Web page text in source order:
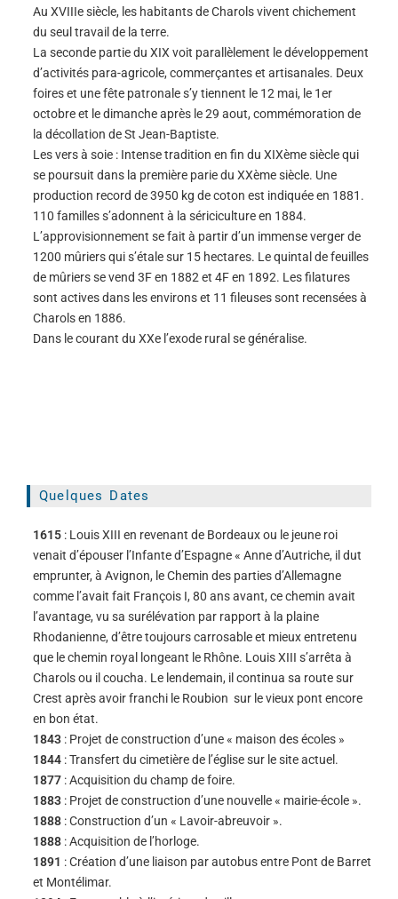
Au XVIIIe siècle, les habitants de Charols vivent chichement
du seul travail de la terre.
La seconde partie du XIX voit parallèlement le développement
d’activités para-agricole, commerçantes et artisanales. Deux
foires et une fête patronale s’y tiennent le 12 mai, le 1er
octobre et le dimanche après le 29 aout, commémoration de
la décollation de St Jean-Baptiste.
Les vers à soie : Intense tradition en fin du XIXème siècle qui
se poursuit dans la première parie du XXème siècle. Une
production record de 3950 kg de coton est indiquée en 1881.
110 familles s’adonnent à la sériciculture en 1884.
L’approvisionnement se fait à partir d’un immense verger de
1200 mûriers qui s’étale sur 15 hectares. Le quintal de feuilles
de mûriers se vend 3F en 1882 et 4F en 1892. Les filatures
sont actives dans les environs et 11 fileuses sont recensées à
Charols en 1886.
Dans le courant du XXe l’exode rural se généralise.
Quelques Dates
1615 : Louis XIII en revenant de Bordeaux ou le jeune roi
venait d’épouser l’Infante d’Espagne « Anne d’Autriche, il dut
emprunter, à Avignon, le Chemin des parties d’Allemagne
comme l’avait fait François I, 80 ans avant, ce chemin avait
l’avantage, vu sa surélévation par rapport à la plaine
Rhodanienne, d’être toujours carrosable et mieux entretenu
que le chemin royal longeant le Rhône. Louis XIII s’arrêta à
Charols ou il coucha. Le lendemain, il continua sa route sur
Crest après avoir franchi le Roubion sur le vieux pont encore
en bon état.
1843 : Projet de construction d’une « maison des écoles »
1844 : Transfert du cimetière de l’église sur le site actuel.
1877 : Acquisition du champ de foire.
1883 : Projet de construction d’une nouvelle « mairie-école ».
1888 : Construction d’un « Lavoir-abreuvoir ».
1888 : Acquisition de l’horloge.
1891 : Création d’une liaison par autobus entre Pont de Barret
et Montélimar.